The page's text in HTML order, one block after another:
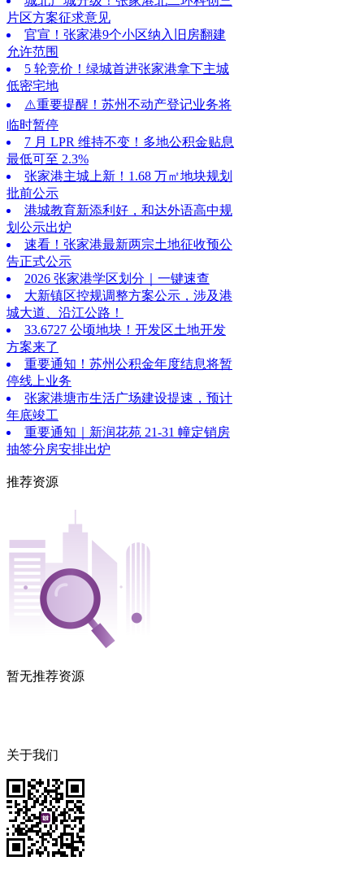
片区方案征求意见
官宣！张家港9个小区纳入旧房翻建
允许范围
5 轮竞价！绿城首进张家港拿下主城
低密宅地
⚠️重要提醒！苏州不动产登记业务将
临时暂停
7 月 LPR 维持不变！多地公积金贴息
最低可至 2.3%
张家港主城上新！1.68 万㎡地块规划
批前公示
港城教育新添利好，和达外语高中规
划公示出炉
速看！张家港最新两宗土地征收预公
告正式公示
2026 张家港学区划分｜一键速查
大新镇区控规调整方案公示，涉及港
城大道、沿江公路！
33.6727 公顷地块！开发区土地开发
方案来了
重要通知！苏州公积金年度结息将暂
停线上业务
张家港塘市生活广场建设提速，预计
年底竣工
重要通知｜新润花苑 21-31 幢定销房
抽签分房安排出炉
推荐资源
暂无推荐资源
关于我们